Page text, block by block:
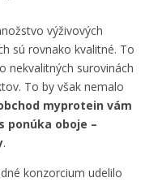
výživových
sú rovnako kvalitné. To
nekvalitných surovinách
To by však nemalo
myprotein vám
ponúka oboje –
.
konzorcium udelilo